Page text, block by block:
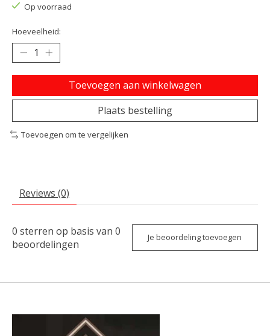
Op voorraad
Hoeveelheid:
Toevoegen aan winkelwagen
Plaats bestelling
Toevoegen om te vergelijken
Reviews (0)
0 sterren op basis van 0
beoordelingen
Je beoordeling toevoegen